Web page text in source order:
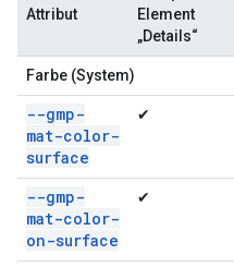
Attribut
Element
„Details“
Farbe (System)
--gmp-
mat-color-
surface
✔
--gmp-
mat-color-
on-surface
✔